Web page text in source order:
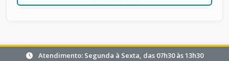
Atendimento: Segunda à Sexta, das 07h30 às 13h30